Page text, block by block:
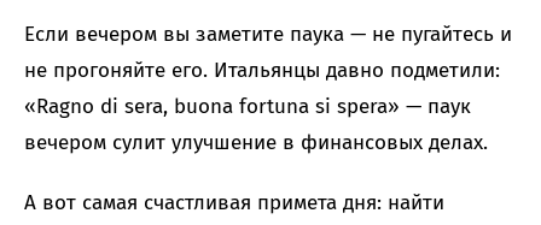
Если вечером вы заметите паука — не пугайтесь и
не прогоняйте его. Итальянцы давно подметили:
«Ragno di sera, buona fortuna si spera» — паук
вечером сулит улучшение в финансовых делах.
А вот самая счастливая примета дня: найти